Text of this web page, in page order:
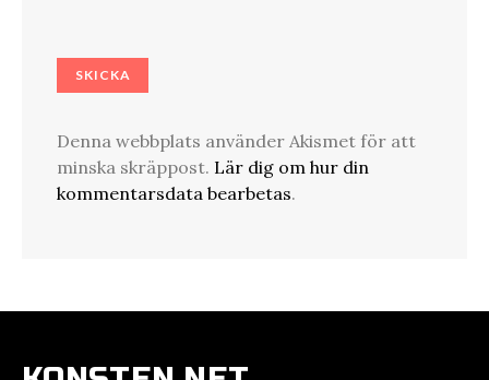
Denna webbplats använder Akismet för att
minska skräppost. Lär dig om hur din
kommentarsdata bearbetas.